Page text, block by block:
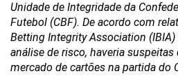
Unidade de Integridade da
Futebol (CBF). De acordo com
Betting Integrity Association (IBIA)
análise de risco, haveria
mercado de cartões na partida do